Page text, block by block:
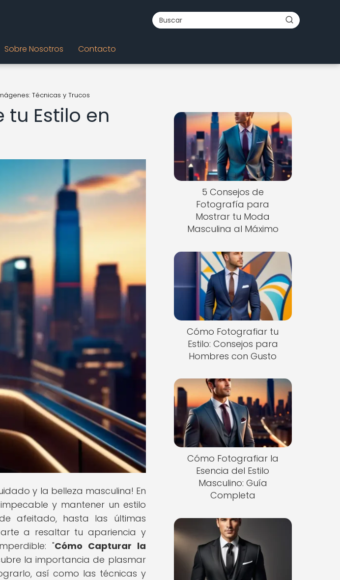
Sobre Nosotros Contacto
Técnicas y Trucos
Estilo en
y la belleza masculina! En
y mantener un estilo
afeitado, hasta las últimas
a resaltar tu apariencia y
"Cómo Capturar la
la importancia de plasmar
así como las técnicas y
5 Consejos de
Fotografía para
Mostrar tu Moda
Masculina al Máximo
Cómo Fotografiar tu
Estilo: Consejos para
Hombres con Gusto
Cómo Fotografiar la
Esencia del Estilo
Masculino: Guía
Completa